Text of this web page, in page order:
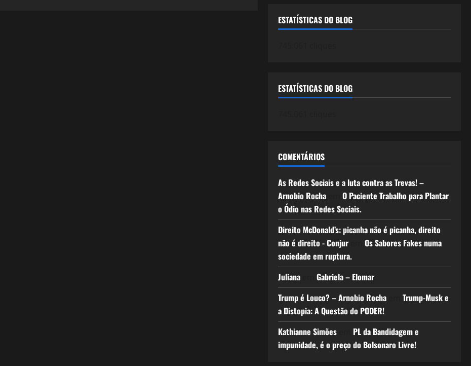
ESTATÍSTICAS DO BLOG
ESTATÍSTICAS DO BLOG
COMENTÁRIOS
As Redes Sociais e a luta contra as Trevas! –
Arnobio Rochaem O Paciente Trabalho para Plantar
o Ódio nas Redes Sociais.
Direito McDonald’s: picanha não é picanha, direito
não é direito - Conjurem Os Sabores Fakes numa
sociedade em ruptura.
Julianaem Gabriela – Elomar
Trump é Louco? – Arnobio Rochaem Trump-Musk e
a Distopia: A Questão do PODER!
Kathianne Simõesem PL da Bandidagem e
impunidade, é o preço do Bolsonaro Livre!